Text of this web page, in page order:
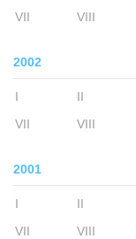
VII
VIII
2002
I II
VII
VIII
2001
I II
VII
VIII